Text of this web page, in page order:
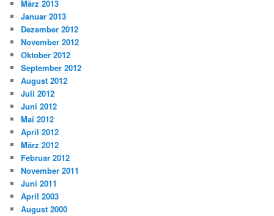
März 2013
Januar 2013
Dezember 2012
November 2012
Oktober 2012
September 2012
August 2012
Juli 2012
Juni 2012
Mai 2012
April 2012
März 2012
Februar 2012
November 2011
Juni 2011
April 2003
August 2000